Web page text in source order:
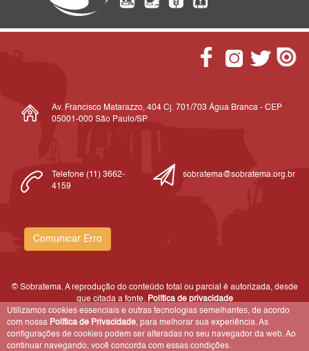
Av. Francisco Matarazzo, 404 Cj. 701/703 Água Branca - CEP
05001-000 São Paulo/SP
Telefone (11) 3662-
4159
sobratema@sobratema.org.br
Comunicar Erro
© Sobratema. A reprodução do conteúdo total ou parcial é autorizada, desde
que citada a fonte. Política de privacidade
Utilizamos cookies essenciais e outras tecnologias semelhantes, de acordo
com nossa Política de Privacidade, para melhorar sua experiência. As
configurações de cookies podem ser alteradas no seu navegador da web. Ao
continuar navegando, você concorda com essas condições.